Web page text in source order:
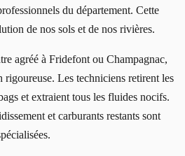
du département. Cette
de nos sols et de nos rivières.
agréé à Fridefont ou Champagnac,
Les techniciens retirent les
et extraient tous les fluides nocifs.
et carburants restants sont